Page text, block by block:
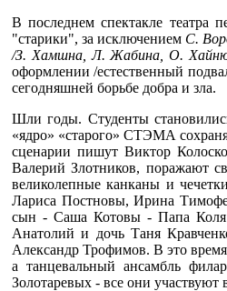
В последнем спектакле театра
"старики", за исключением С.
/З. Хамшна, Л. Жабина,О.
оформлении /естественный
сегодняшней борьбе добра и зла.
Шли годы. Студенты
«ядро» «старого» СТЭМА
сценарии пишут Виктор
Валерий Злотников, поражают
великолепные канканы и
Лариса Постновы, Ирина
сын - Саша Котовы - Папа Коля
Анатолий и дочь Таня
Александр Трофимов. В это
а танцевальный ансамбль
Золотаревых - все они